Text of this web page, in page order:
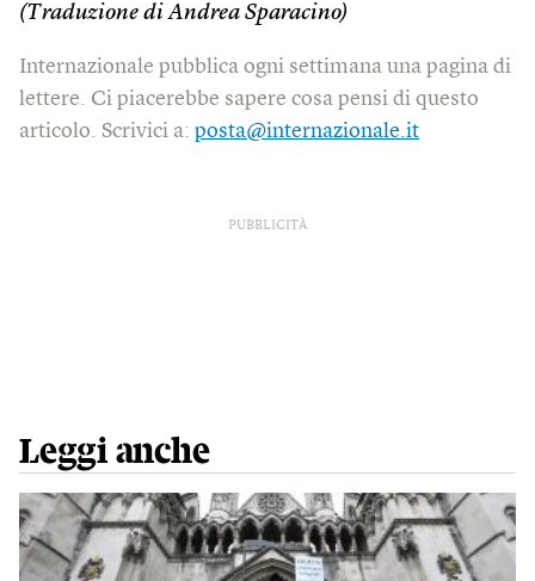
(Traduzione di Andrea Sparacino)
Internazionale pubblica ogni settimana una pagina di
lettere. Ci piacerebbe sapere cosa pensi di questo
articolo. Scrivici a: posta@internazionale.it
PUBBLICITÀ
Leggi anche